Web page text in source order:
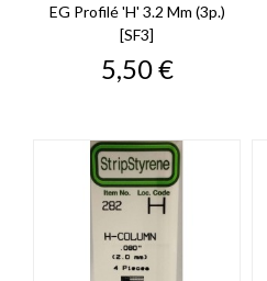
EG Profilé 'H' 3.2 Mm (3p.)
[SF3]
Prix
5,50 €